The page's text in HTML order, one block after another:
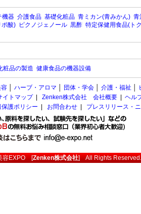
機器 介護食品 基礎化粧品 青ミカン(青みかん) 青
ポ酸) ピクノジェノール 黒酢 特定保健用食品(ト
粧品の製造 健康食品の機器設備
ハーブ・アロマ 団体・学会 介護・福祉
イトマップ| Zenken株式会社 会社概要
ヘル
護ポリシー お問合わせ プレスリリース・
容EXPO[Zenken株式会社] All Rights Reserved.